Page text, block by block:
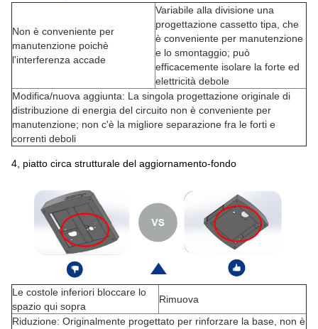
Non è conveniente per
manutenzione poichè
l'interferenza accade
Variabile alla divisione una
progettazione cassetto tipa, che
è conveniente per manutenzione
e lo smontaggio; può
efficacemente isolare la forte ed
elettricità debole
Modifica/nuova aggiunta: La singola progettazione originale di
distribuzione di energia del circuito non è conveniente per
manutenzione; non c'è la migliore separazione fra le forti e
correnti deboli
4, piatto circa strutturale del aggiornamento-fondo
Le costole inferiori bloccare lo
spazio qui sopra
Rimuova
Riduzione: Originalmente progettato per rinforzare la base, non è